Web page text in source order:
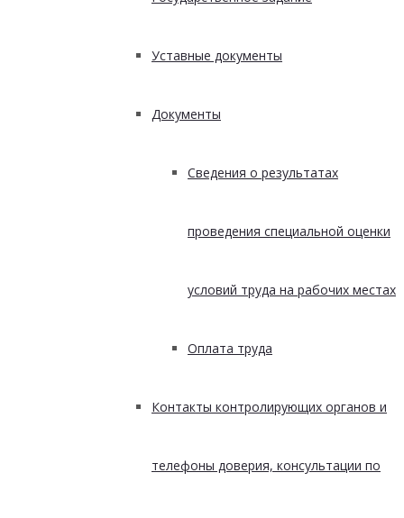
Уставные документы
Документы
Сведения о результатах
проведения специальной оценки
условий труда на рабочих местах
Оплата труда
Контакты контролирующих органов и
телефоны доверия, консультации по